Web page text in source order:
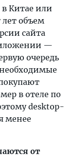
Китае или
объем
сайта
—
очередь
в отеле по
desktop-
менее
от